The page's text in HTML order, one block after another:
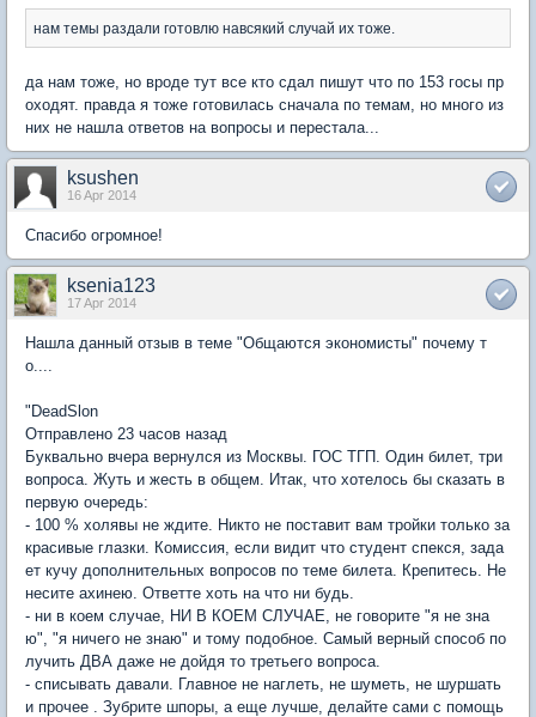
нам темы раздали готовлю навсякий случай их тоже.
да нам тоже, но вроде тут все кто сдал пишут что по 153 госы пр
оходят. правда я тоже готовилась сначала по темам, но много из
них не нашла ответов на вопросы и перестала...
ksushen
16 Apr 2014
Спасибо огромное!
ksenia123
17 Apr 2014
Нашла данный отзыв в теме "Общаются экономисты" почему т
о....
"DeadSlon
Отправлено 23 часов назад
Буквально вчера вернулся из Москвы. ГОС ТГП. Один билет, три
вопроса. Жуть и жесть в общем. Итак, что хотелось бы сказать в
первую очередь:
- 100 % холявы не ждите. Никто не поставит вам тройки только за
красивые глазки. Комиссия, если видит что студент спекся, зада
ет кучу дополнительных вопросов по теме билета. Крепитесь. Не
несите ахинею. Ответте хоть на что ни будь.
- ни в коем случае, НИ В КОЕМ СЛУЧАЕ, не говорите "я не зна
ю", "я ничего не знаю" и тому подобное. Самый верный способ по
лучить ДВА даже не дойдя то третьего вопроса.
- списывать давали. Главное не наглеть, не шуметь, не шуршать
и прочее . Зубрите шпоры, а еще лучше, делайте сами с помощь